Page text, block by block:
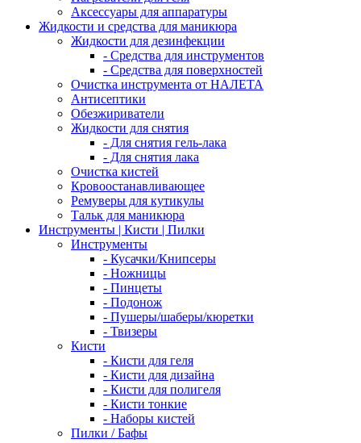
Аксессуары для аппаратуры
Жидкости и средства для маникюра
Жидкости для дезинфекции
- Средства для инструментов
- Средства для поверхностей
Очистка инструмента от НАЛЕТА
Антисептики
Обезжириватели
Жидкости для снятия
- Для снятия гель-лака
- Для снятия лака
Очистка кистей
Кровоостанавливающее
Ремуверы для кутикулы
Тальк для маникюра
Инструменты | Кисти | Пилки
Инструменты
- Кусачки/Книпсеры
- Ножницы
- Пинцеты
- Подонож
- Пушеры/шаберы/кюретки
- Твизеры
Кисти
- Кисти для геля
- Кисти для дизайна
- Кисти для полигеля
- Кисти тонкие
- Наборы кистей
Пилки / Бафы